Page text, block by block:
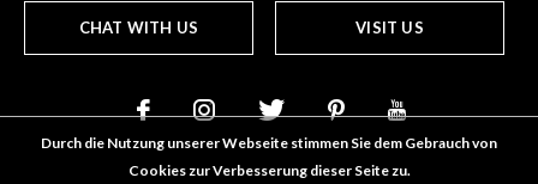
CHAT WITH US VISIT US
Durch die Nutzung unserer Webseite stimmen Sie dem Gebrauch von
Cookies zur Verbesserung dieser Seite zu.